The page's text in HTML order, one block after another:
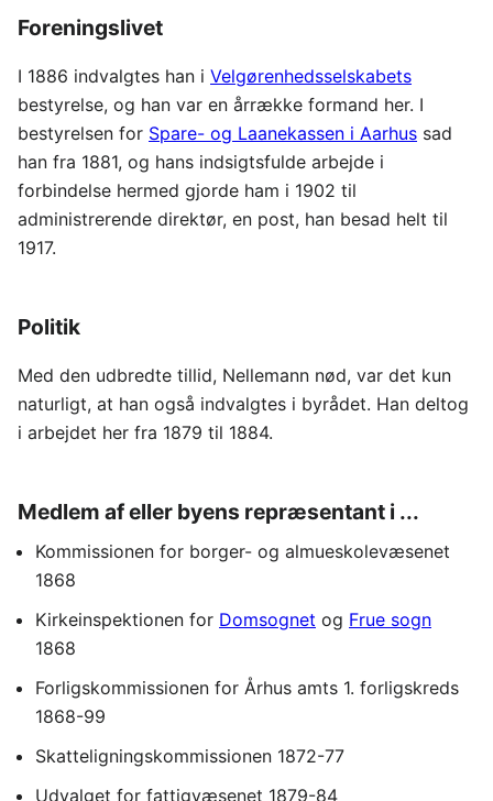
Foreningslivet
I 1886 indvalgtes han i Velgørenhedsselskabets
bestyrelse, og han var en årrække formand her. I
bestyrelsen for Spare- og Laanekassen i Aarhus sad
han fra 1881, og hans indsigtsfulde arbejde i
forbindelse hermed gjorde ham i 1902 til
administrerende direktør, en post, han besad helt til
1917.
Politik
Med den udbredte tillid, Nellemann nød, var det kun
naturligt, at han også indvalgtes i byrådet. Han deltog
i arbejdet her fra 1879 til 1884.
Medlem af eller byens repræsentant i ...
Kommissionen for borger- og almueskolevæsenet
1868
Kirkeinspektionen for Domsognet og Frue sogn
1868
Forligskommissionen for Århus amts 1. forligskreds
1868-99
Skatteligningskommissionen 1872-77
Udvalget for fattigvæsenet 1879-84